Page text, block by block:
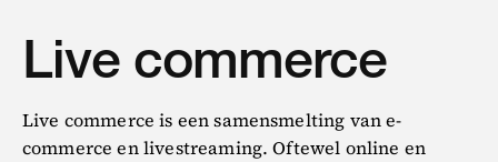
Cultuur
Contact
Live commerce
Live commerce is een samensmelting van e-
commerce en livestreaming. Oftewel online en